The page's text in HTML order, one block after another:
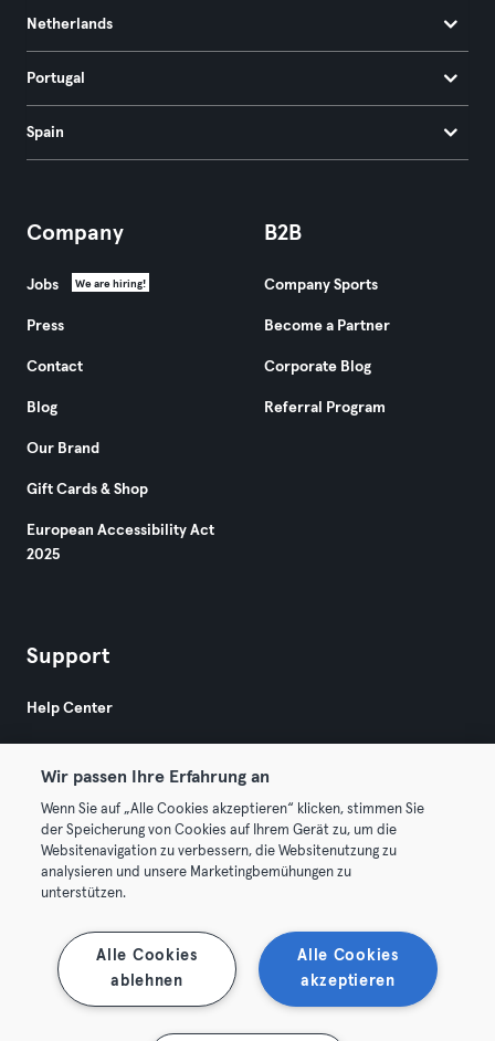
Netherlands
Portugal
Spain
Company
Jobs We are hiring!
Press
Contact
Blog
Our Brand
Gift Cards & Shop
European Accessibility Act
2025
B2B
Company Sports
Become a Partner
Corporate Blog
Referral Program
Support
Help Center
© 2026 Urban Sports Group GmbH. All rights reserved.
Terms & Conditions
Terminate contracts here Withdraw contracts here
Wir passen Ihre Erfahrung an
Wenn Sie auf „Alle Cookies akzeptieren“ klicken, stimmen Sie
der Speicherung von Cookies auf Ihrem Gerät zu, um die
Websitenavigation zu verbessern, die Websitenutzung zu
analysieren und unsere Marketingbemühungen zu
unterstützen.
Alle Cookies
akzeptieren
Alle Cookies
ablehnen